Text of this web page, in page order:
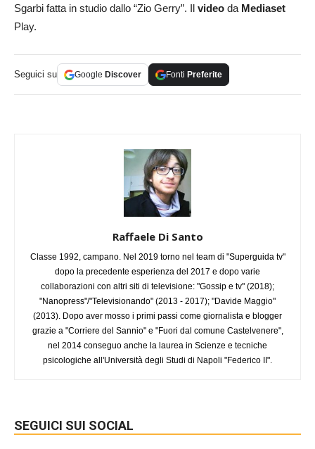
Sgarbi fatta in studio dallo “Zio Gerry”. Il video da Mediaset
Play.
Seguici su Google Discover Fonti Preferite
Raffaele Di Santo
Classe 1992, campano. Nel 2019 torno nel team di "Superguida tv"
dopo la precedente esperienza del 2017 e dopo varie
collaborazioni con altri siti di televisione: "Gossip e tv" (2018);
"Nanopress"/"Televisionando" (2013 - 2017); "Davide Maggio"
(2013). Dopo aver mosso i primi passi come giornalista e blogger
grazie a "Corriere del Sannio" e "Fuori dal comune Castelvenere",
nel 2014 conseguo anche la laurea in Scienze e tecniche
psicologiche all'Università degli Studi di Napoli "Federico II".
SEGUICI SUI SOCIAL